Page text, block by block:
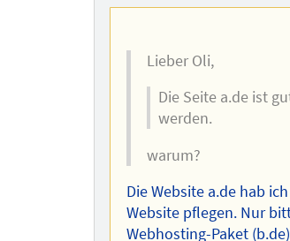
Lieber Oli,
Die Seite a.de ist
werden.
warum?
Die Website a.de hab
Website pflegen. Nur
Webhosting-Paket